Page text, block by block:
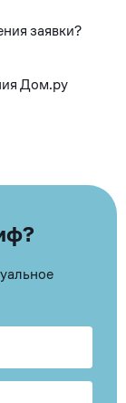
заявки?
Дом.ру